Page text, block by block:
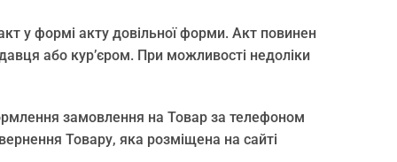
у формі акту довільної форми. Акт повинен
або кур’єром. При можливості недоліки
замовлення на Товар за телефоном
Товару, яка розміщена на сайті